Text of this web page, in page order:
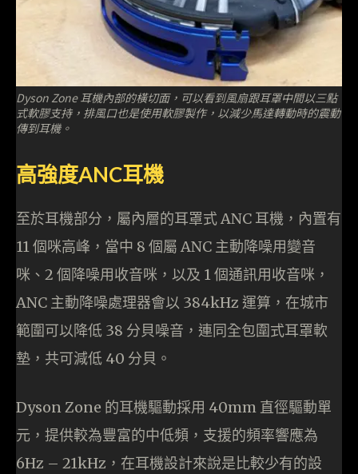
Dyson Zone 耳機內部的橫切面，可以看到風扇跟耳罩中間以三點
式軟膠支持，排風口也是使用軟膠製作，以減少馬達轉動時的震動
傳到耳機。
高強度ANC耳機
至於耳機部分，屬內層的耳罩式 ANC 耳機，內置有
11 個咪高峰，當中 8 個屬 ANC 主動降噪用變音
咪、2 個降噪用收音咪，以及 1 個通訊用收音咪，
ANC 主動降噪處理器會以 384kHz 運算，在城市
範圍可以降低 38 分貝噪音，連同全包圍式耳罩軟
墊，共可減低 40 分貝。
Dyson Zone 的耳機驅動採用 40mm 直徑驅動單
元，提供較為豐富的中低頻，支援的頻率響應為
6Hz – 21kHz，在耳機設計來說是比較少有的設